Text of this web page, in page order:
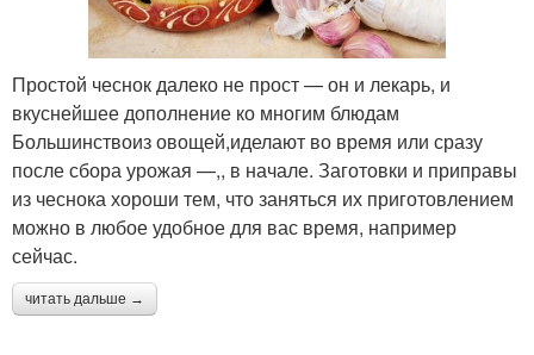
Простой чеснок далеко не прост — он и лекарь, и
вкуснейшее дополнение ко многим блюдам
Большинствоиз овощей,иделают во время или сразу
после сбора урожая —,, в начале. Заготовки и приправы
из чеснока хороши тем, что заняться их приготовлением
можно в любое удобное для вас время, например
сейчас.
читать дальше →